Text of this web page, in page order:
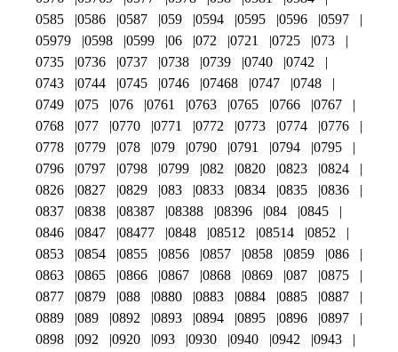
0585
0586 0587 059 0594 0595 0596
0597
05979
0598 0599 06 072 0721 0725
073
0735
0736 0737 0738 0739 0740
0742
0743
0744 0745 0746 07468 0747
0748
0749
075 076 0761 0763 0765 0766
0767
0768
077 0770 0771 0772 0773 0774
0776
0778
0779 078 079 0790 0791 0794
0795
0796
0797 0798 0799 082 0820 0823
0824
0826
0827 0829 083 0833 0834 0835
0836
0837
0838 08387 08388 08396 084
0845
0846
0847 08477 0848 08512 08514
0852
0853
0854 0855 0856 0857 0858 0859
086
0863
0865 0866 0867 0868 0869 087
0875
0877
0879 088 0880 0883 0884 0885
0887
0889
089 0892 0893 0894 0895 0896
0897
0898
092 0920 093 0930 0940 0942
0943